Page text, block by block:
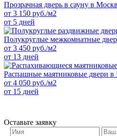
Прозрачная дверь в сауну в
от 3 150 руб./м2
от 5 дней
Полукруглые межкомнатные
от 3 450 руб./м2
от 13 дней
Распашные маятниковые двери в
от 4 050 руб./м2
от 15 дней
Оставьте заявку